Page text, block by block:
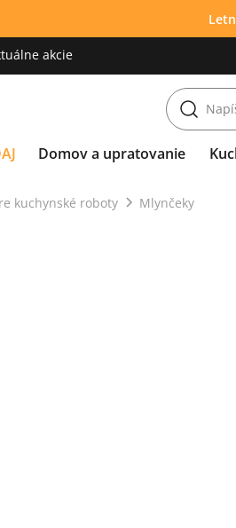
akcie
Domov a upratovanie
kuchynské roboty Mlynčeky